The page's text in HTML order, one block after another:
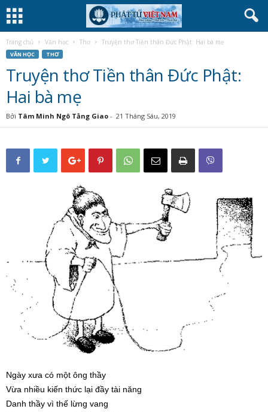
Trang chủ Văn học Thơ Truyện thơ Tiền thân Đức Phật: Hai bà mẹ
VĂN HỌC THƠ
Truyện thơ Tiền thân Đức Phật:
Hai bà mẹ
Bởi Tâm Minh Ngô Tằng Giao - 21 Tháng Sáu, 2019
Ngày xưa có một ông thầy
Vừa nhiều kiến thức lại đầy tài năng
Danh thầy vì thế lừng vang